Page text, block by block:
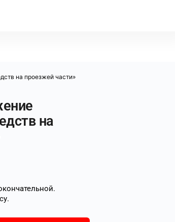
на проезжей части»
на